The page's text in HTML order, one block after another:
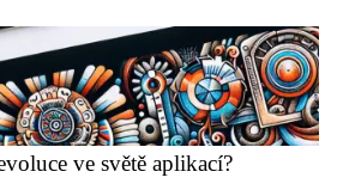
ve světě aplikací?